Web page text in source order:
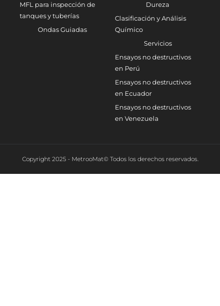
MFL para inspección de
tanques y tuberías
Ondas Guiadas
Dureza
Clasificación y Análisis
Químico
Servicios
Ensayos no destructivos
en Perú
Ensayos no destructivos
en Ecuador
Ensayos no destructivos
en Venezuela
Copyright 2025 - MetrooMat© Todos los derechos reservados.